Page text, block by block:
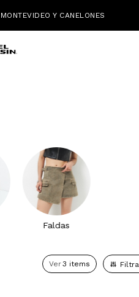
Y CANELONES
Faldas
Ver